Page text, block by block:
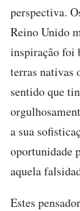
perspectiva.
Reino Unido
inspiração foi
terras nativas
sentido que
a sua
oportunidade
aquela
Estes